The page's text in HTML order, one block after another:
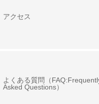
アクセス
よくある質問（
Asked Questions）